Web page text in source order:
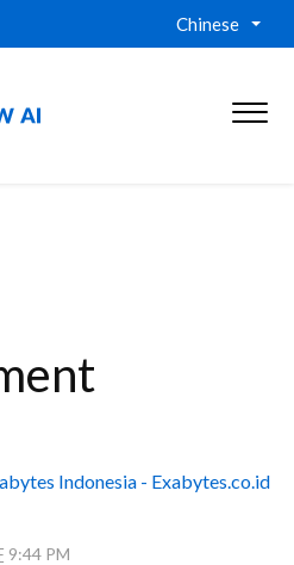
Chinese
Indonesia - Exabytes.co.id
9:44 PM